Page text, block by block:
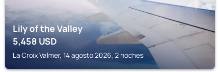
Lily of the Valley
5,458 USD
La Croix Valmer, 14 agosto 2026, 2 noches